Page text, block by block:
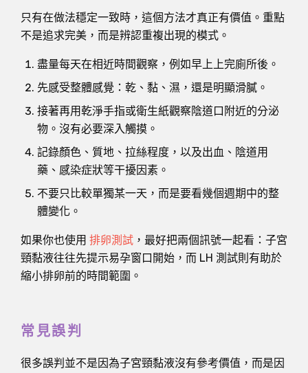
只有在做法穩定一致時，這個方法才真正有價值。重點
不是追求完美，而是辨認重複出現的模式。
盡量每天在相近時間觀察，例如早上上完廁所後。
先感受整體感覺：乾、黏、濕，還是明顯滑膩。
接著再用乾淨手指或衛生紙觀察陰道口附近的分泌
物。沒有必要深入觸摸。
記錄顏色、質地、拉絲程度，以及出血、陰道用
藥、感染症狀等干擾因素。
不要只比較單獨某一天，而是要看幾個週期中的整
體變化。
如果你也使用 排卵測試 ，最好把兩個訊號一起看：子宮
頸黏液往往先提示易孕窗口開始，而 LH 測試則有助於
縮小排卵前的時間範圍。
常見誤判
很多誤判並不是因為子宮頸黏液沒有參考價值，而是因